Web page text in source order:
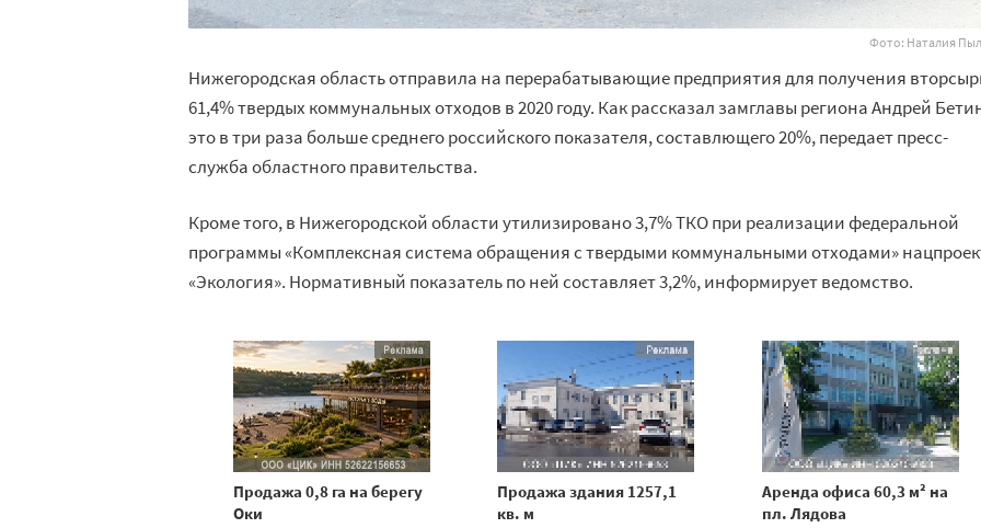
Фото: Наталия
Нижегородская область отправила на перерабатывающие предприятия для получения
61,4% твердых коммунальных отходов в 2020 году. Как рассказал замглавы региона Андрей
это в три раза больше среднего российского показателя, составлющего 20%, передает пресс-
служба областного правительства.
Кроме того, в Нижегородской области утилизировано 3,7% ТКО при реализации федеральной
программы «Комплексная система обращения с твердыми коммунальными отходами»
«Экология». Нормативный показатель по ней составляет 3,2%, информирует ведомство.
Продажа 0,8 га на берегу
Оки
Продажа здания 1257,1
кв. м
Аренда офиса 60,3 м² на
пл. Лядова